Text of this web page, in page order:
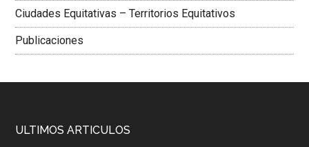
Ciudades Equitativas – Territorios Equitativos
Publicaciones
ULTIMOS ARTICULOS